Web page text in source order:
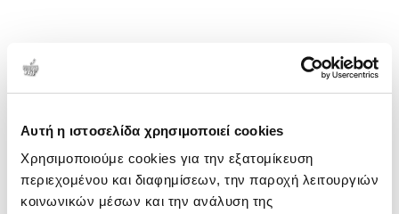
Αυτή η ιστοσελίδα χρησιμοποιεί cookies
Χρησιμοποιούμε cookies για την εξατομίκευση
περιεχομένου και διαφημίσεων, την παροχή λειτουργιών
κοινωνικών μέσων και την ανάλυση της